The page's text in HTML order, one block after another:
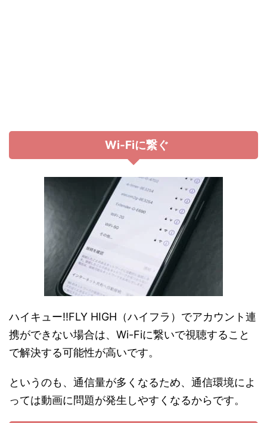
Wi-Fiに繋ぐ
ハイキュー!!FLY HIGH（ハイフラ）でアカウント連
携ができない場合は、Wi-Fiに繋いで視聴すること
で解決する可能性が高いです。
というのも、通信量が多くなるため、通信環境によ
っては動画に問題が発生しやすくなるからです。